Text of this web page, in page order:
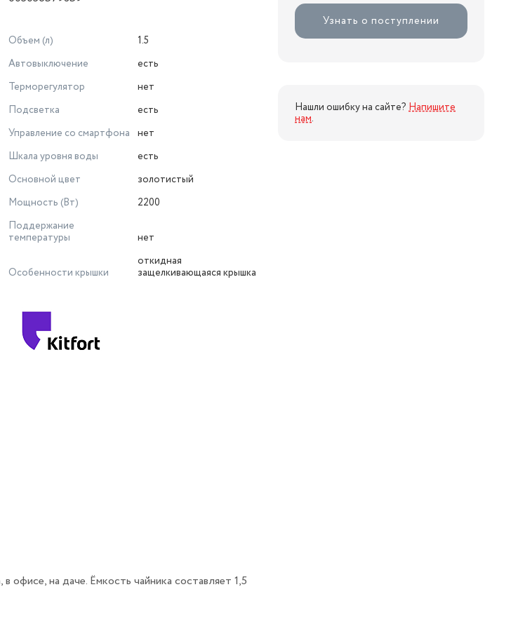
Объем (л)
1.5
Автовыключение
есть
Терморегулятор
нет
Подсветка
есть
Управление со смартфона нет
Шкала уровня воды
есть
Основной цвет
золотистый
Мощность (Вт)
2200
Поддержание
температуры
нет
Особенности крышки
откидная
защелкивающаяся крышка
Узнать о поступлении
Нашли ошибку на сайте? Напишите
нам.
на даче. Ёмкость чайника составляет 1,5